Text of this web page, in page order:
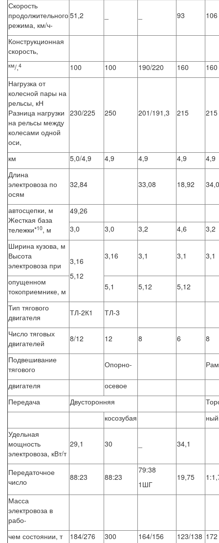
Скорость
продолжительного
режима, км/ч-
51,2 93 106
Конструкционная
скорость,
км/,4 100 100 190/220 160
160
Нагрузка от
колесной пары на
рельсы, кН
Разница нагрузки
на рельсы между
колесами одной
оси,
230/225 250 201/191,3 215 215
км 5,0/4,9 4,9 4,9 4,9
4,9
Длина
электровоза по
осям
32,84 33,08 18,92
автосцепки, м
Жесткая база
тележки*10, м
49,26
3,0
3,0 3,2 4,6
3,2
Ширина кузова, м
Высота
электровоза при
3,16
5,12
3,16 3,1 3,1 3,1
опущенном
токоприемнике, м
5,1 5,12 5,12
Тип тягового
двигателя
ТЛ-2К1 ТЛ-3
Число тяговых
двигателей
8/12 12 8 6 8
Подвешивание
тягового
Опорно-
двигателя
осевое
Передача
Двусторонняя
косозубая
Удельная
мощность
электровоза, кВт/т
29,1 30 34,1
Передаточное
число
88:23 88:23
79:38
1ШГ
19,75
Масса
электровоза в
рабо-
чем состоянии, т
184/276 300 164/156 123/138 172